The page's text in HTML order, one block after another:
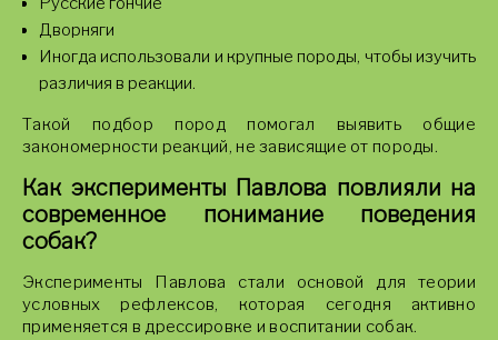
Дворняги
Иногда использовали и крупные породы, чтобы изучить
различия в реакции.
Такой подбор пород помогал выявить общие
закономерности реакций, не зависящие от породы.
Как эксперименты Павлова повлияли на
современное понимание поведения
собак?
Эксперименты Павлова стали основой для теории
условных рефлексов, которая сегодня активно
применяется в дрессировке и воспитании собак.